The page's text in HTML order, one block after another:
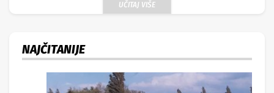
UČITAJ VIŠE
NAJČITANIJE